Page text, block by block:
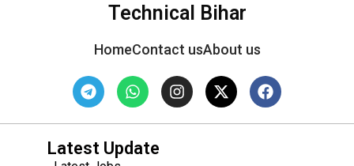
Technical Bihar
HomeContact usAbout us
Latest Update